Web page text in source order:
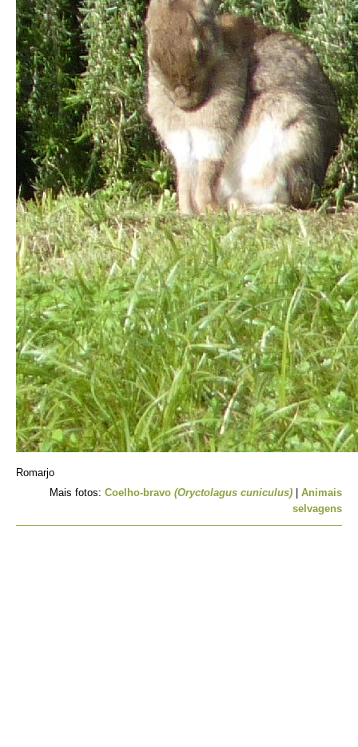
Romarjo
Mais fotos: Coelho-bravo (Oryctolagus cuniculus)
Animais
selvagens